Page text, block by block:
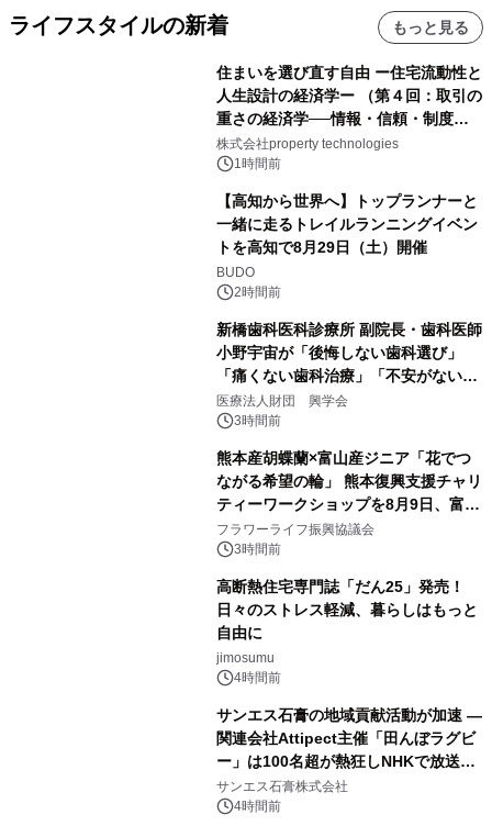
ライフスタイルの新着 もっと見る
住まいを選び直す自由 ー住宅流動性と
人生設計の経済学ー （第４回：取引の
重さの経済学──情報・信頼・制度を
PropTechはどう組み替えるか）｜
PropTech-Lab
株式会社property technologies
1時間前
【高知から世界へ】トップランナーと
一緒に走るトレイルランニングイベン
トを高知で8月29日（土）開催
BUDO
2時間前
新橋歯科医科診療所 副院長・歯科医師
小野宇宙が「後悔しない歯科選び」
「痛くない歯科治療」「不安がない治
療計画」をテーマに専門監修
医療法人財団 興学会
3時間前
熊本産胡蝶蘭×富山産ジニア「花でつ
ながる希望の輪」 熊本復興支援チャリ
ティーワークショップを8月9日、富
山・射水で開催
フラワーライフ振興協議会
3時間前
高断熱住宅専門誌「だん25」発売！
日々のストレス軽減、暮らしはもっと
自由に
jimosumu
4時間前
サンエス石膏の地域貢献活動が加速 ―
関連会社Attipect主催「田んぼラグビ
ー」は100名超が熱狂しNHKで放送さ
れました。
サンエス石膏株式会社
4時間前